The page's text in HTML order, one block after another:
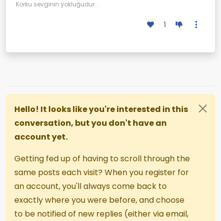
ikisi de o bahar açmamaya ve
buluşmaya karar verirler.
boynunu büker, soğuğa daha
üzerinde ölür gider… İşte o gün bu
denir.
Korku sevginin yokluğudur..
1
Hello! It looks like you're interested in this
conversation, but you don't have an
account yet.
Getting fed up of having to scroll through the
same posts each visit? When you register for
an account, you'll always come back to
exactly where you were before, and choose
to be notified of new replies (either via email,